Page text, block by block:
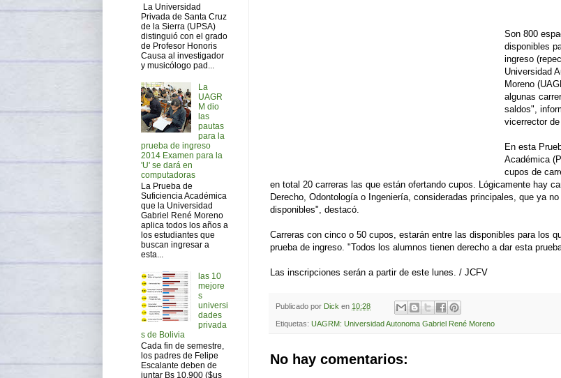
Son 800
disponibles
ingreso
Universidad
Moreno
algunas
saldos",
vicerrector
En esta
Académica
cupos de
en total 20 carreras las que están ofertando cupos. Lógicamente hay
Derecho, Odontología o Ingeniería, consideradas principales, que ya
disponibles", destacó.
Carreras con cinco o 50 cupos, estarán entre las disponibles para los
prueba de ingreso. "Todos los alumnos tienen derecho a dar esta
Las inscripciones serán a partir de este lunes. / JCFV
Publicado por Dick en 10:28
Etiquetas: UAGRM: Universidad Autonoma Gabriel René Moreno
No hay comentarios:
La Universidad
Privada de Santa Cruz
de la Sierra (UPSA)
distinguió con el grado
de Profesor Honoris
Causa al investigador
y musicólogo pad...
La
UAGR
M dio
las
pautas
para la
prueba de ingreso
2014 Examen para la
'U' se dará en
computadoras
La Prueba de
Suficiencia Académica
que la Universidad
Gabriel René Moreno
aplica todos los años a
los estudiantes que
buscan ingresar a
esta...
las 10
mejore
s
universi
dades
privada
s de Bolivia
Cada fin de semestre,
los padres de Felipe
Escalante deben de
juntar Bs 10.900 ($us